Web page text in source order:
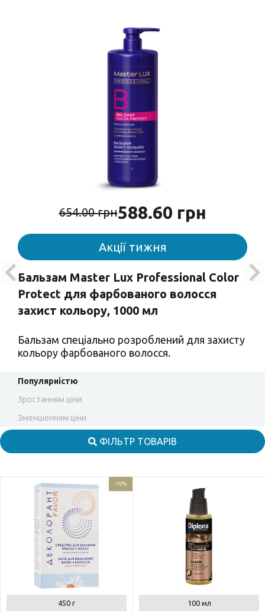
654.00 грн588.60 грн
Акції тижня
Бальзам Master Lux Professional Color
Protect для фарбованого волосся
захист кольору, 1000 мл
Бальзам спеціально розроблений для захисту
кольору фарбованого волосся.
Популярністю
Зростанням ціни
Зменшенням ціни
ФІЛЬТР ТОВАРІВ
-10%
450 г 100 мл